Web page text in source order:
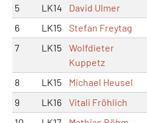
5
LK14 David Ulmer
6
LK15 Stefan Freytag
7
LK15
Wolfdieter
Kuppetz
8 LK15 Michael Heusel
9
LK16 Vitali Fröhlich